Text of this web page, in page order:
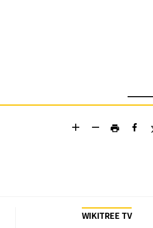
add remove print
WIKITREE TV